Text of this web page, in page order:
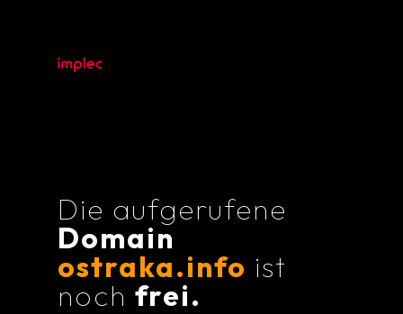
Die aufgerufene
Domain
ostraka.info ist
noch frei.